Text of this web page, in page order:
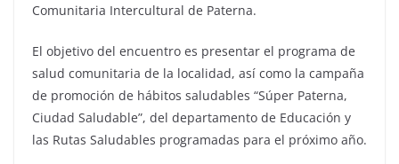
Comunitaria Intercultural de Paterna.
El objetivo del encuentro es presentar el programa de
salud comunitaria de la localidad, así como la campaña
de promoción de hábitos saludables “Súper Paterna,
Ciudad Saludable”, del departamento de Educación y
las Rutas Saludables programadas para el próximo año.